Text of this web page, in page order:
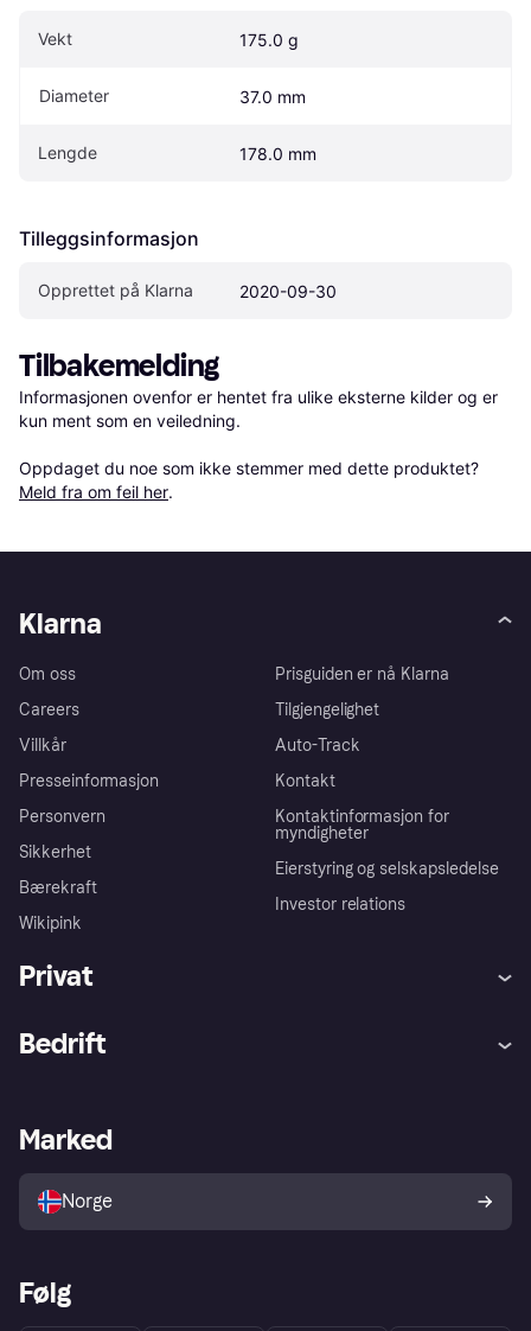
Vekt 175.0 g
Diameter 37.0 mm
Lengde 178.0 mm
Tilleggsinformasjon
Opprettet på Klarna 2020-09-30
Tilbakemelding
Informasjonen ovenfor er hentet fra ulike eksterne kilder og er
kun ment som en veiledning.
Oppdaget du noe som ikke stemmer med dette produktet?
Meld fra om feil her.
Klarna
Om oss
Careers
Villkår
Presseinformasjon
Personvern
Sikkerhet
Bærekraft
Wikipink
Prisguiden er nå Klarna
Tilgjengelighet
Auto-Track
Kontakt
Kontaktinformasjon for
myndigheter
Eierstyring og selskapsledelse
Investor relations
Privat
Utforsk butikker
Bedrift
Merchant portal
Marked
Norge
Følg